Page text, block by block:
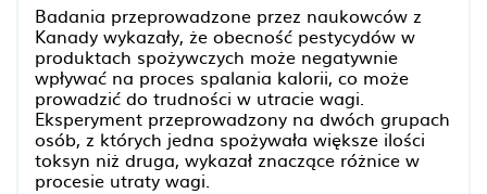
Badania przeprowadzone przez naukowców z
Kanady wykazały, że obecność pestycydów w
produktach spożywczych może negatywnie
wpływać na proces spalania kalorii, co może
prowadzić do trudności w utracie wagi.
Eksperyment przeprowadzony na dwóch grupach
osób, z których jedna spożywała większe ilości
toksyn niż druga, wykazał znaczące różnice w
procesie utraty wagi.